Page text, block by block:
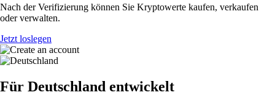
Nach der Verifizierung können Sie Kryptowerte kaufen, verkaufen
oder verwalten.
Jetzt loslegen
Für Deutschland entwickelt